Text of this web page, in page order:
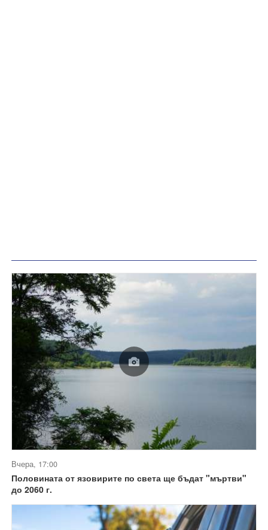
Вчера, 17:00
Половината от язовирите по света ще бъдат "мъртви"
до 2060 г.